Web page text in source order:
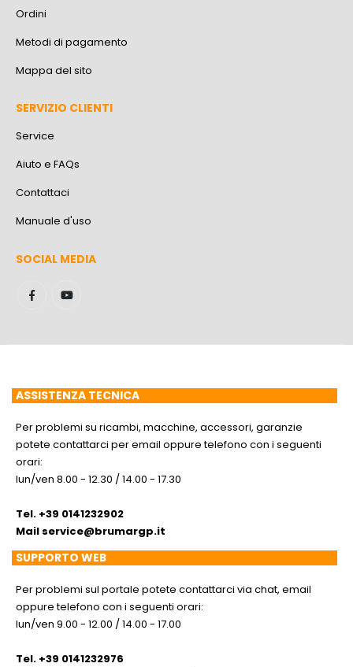
Ordini
Metodi di pagamento
Mappa del sito
SERVIZIO CLIENTI
Service
Aiuto e FAQs
Contattaci
Manuale d'uso
SOCIAL MEDIA
ASSISTENZA TECNICA
Per problemi su ricambi, macchine, accessori, garanzie
potete contattarci per email oppure telefono con i seguenti
orari:
lun/ven 8.00 - 12.30 / 14.00 - 17.30
Tel. +39 0141232902
Mail service@brumargp.it
SUPPORTO WEB
Per problemi sul portale potete contattarci via chat, email
oppure telefono con i seguenti orari:
lun/ven 9.00 - 12.00 / 14.00 - 17.00
Tel. +39 0141232976